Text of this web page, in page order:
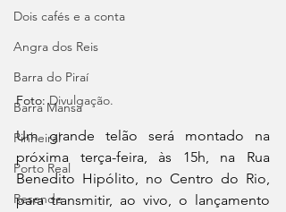
Dois cafés e a conta
Angra dos Reis
Barra do Piraí
Barra Mansa
Pinheiral
Porto Real
Resende
Foto: Divulgação.
Um grande telão será montado na
próxima terça-feira, às 15h, na Rua
Benedito Hipólito, no Centro do Rio,
para transmitir, ao vivo, o lançamento